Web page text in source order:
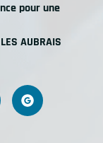
pour une
AUBRAIS